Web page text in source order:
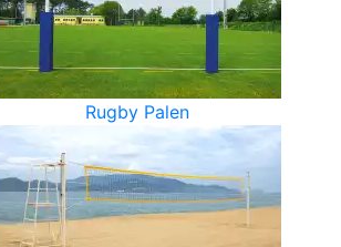
Rugby Palen